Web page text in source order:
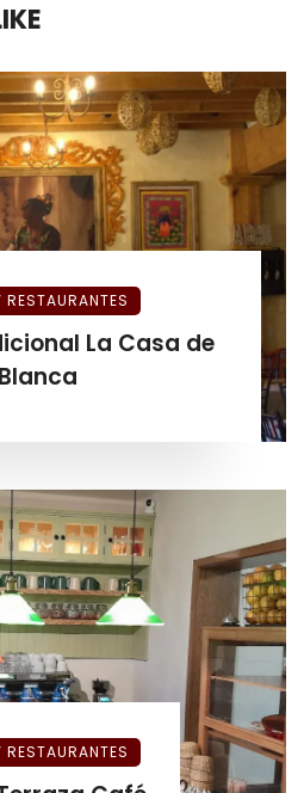
RESTAURANTES
La Casa de
Blanca
RESTAURANTES